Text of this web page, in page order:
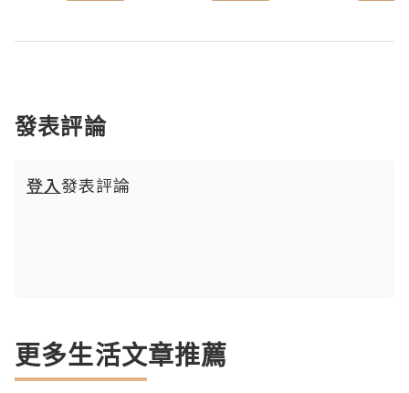
發表評論
登入發表評論
更多生活文章推薦